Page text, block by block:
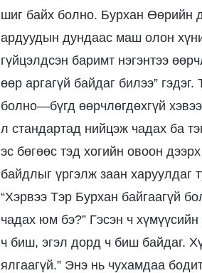
шиг байх болно. Бурхан Өөрийн
ардуудын дундаас маш олон
гүйцэлдсэн баримт нэгэнтээ
өөр аргагүй байдаг билээ”
болно—бүгд өөрчлөгдөхгүй
л стандартад нийцэж чадах ба
эс бөгөөс тэд хогийн овоон
байдлыг үргэлж заан харуулдаг
“Хэрвээ Тэр Бурхан байгаагүй
чадах юм бэ?” Гэсэн ч
ч биш, эгэл дорд ч биш байдаг.
ялгаагүй.” Энэ нь чухамдаа